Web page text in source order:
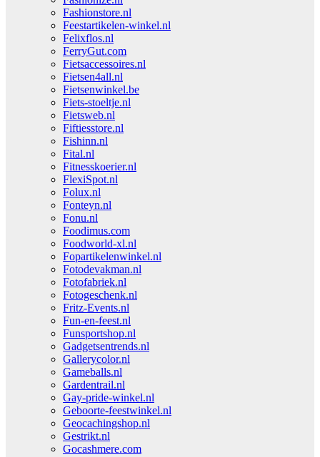
Fashionstore.nl
Feestartikelen-winkel.nl
Felixflos.nl
FerryGut.com
Fietsaccessoires.nl
Fietsen4all.nl
Fietsenwinkel.be
Fiets-stoeltje.nl
Fietsweb.nl
Fiftiesstore.nl
Fishinn.nl
Fital.nl
Fitnesskoerier.nl
FlexiSpot.nl
Folux.nl
Fonteyn.nl
Fonu.nl
Foodimus.com
Foodworld-xl.nl
Fopartikelenwinkel.nl
Fotodevakman.nl
Fotofabriek.nl
Fotogeschenk.nl
Fritz-Events.nl
Fun-en-feest.nl
Funsportshop.nl
Gadgetsentrends.nl
Gallerycolor.nl
Gameballs.nl
Gardentrail.nl
Gay-pride-winkel.nl
Geboorte-feestwinkel.nl
Geocachingshop.nl
Gestrikt.nl
Gocashmere.com